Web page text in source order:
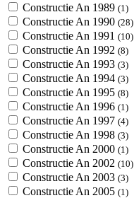
Constructie An 1989 (1)
Constructie An 1990 (28)
Constructie An 1991 (10)
Constructie An 1992 (8)
Constructie An 1993 (3)
Constructie An 1994 (3)
Constructie An 1995 (8)
Constructie An 1996 (1)
Constructie An 1997 (4)
Constructie An 1998 (3)
Constructie An 2000 (1)
Constructie An 2002 (10)
Constructie An 2003 (3)
Constructie An 2005 (1)